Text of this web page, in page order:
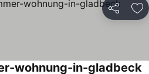
Partilhar
wohnung-in-gladbeck